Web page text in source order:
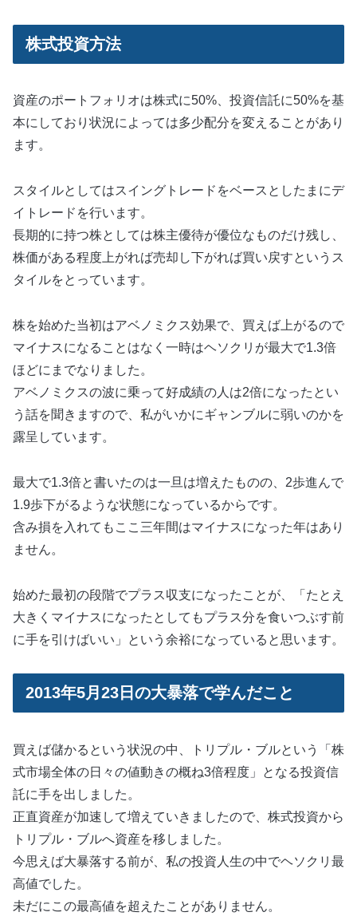
株式投資方法
資産のポートフォリオは株式に50%、投資信託に50%を基
本にしており状況によっては多少配分を変えることがあり
ます。
スタイルとしてはスイングトレードをベースとしたまにデ
イトレードを行います。
長期的に持つ株としては株主優待が優位なものだけ残し、
株価がある程度上がれば売却し下がれば買い戻すというス
タイルをとっています。
株を始めた当初はアベノミクス効果で、買えば上がるので
マイナスになることはなく一時はヘソクリが最大で1.3倍
ほどにまでなりました。
アベノミクスの波に乗って好成績の人は2倍になったとい
う話を聞きますので、私がいかにギャンブルに弱いのかを
露呈しています。
最大で1.3倍と書いたのは一旦は増えたものの、2歩進んで
1.9歩下がるような状態になっているからです。
含み損を入れてもここ三年間はマイナスになった年はあり
ません。
始めた最初の段階でプラス収支になったことが、「たとえ
大きくマイナスになったとしてもプラス分を食いつぶす前
に手を引けばいい」という余裕になっていると思います。
2013年5月23日の大暴落で学んだこと
買えば儲かるという状況の中、トリプル・ブルという「株
式市場全体の日々の値動きの概ね3倍程度」となる投資信
託に手を出しました。
正直資産が加速して増えていきましたので、株式投資から
トリプル・ブルへ資産を移しました。
今思えば大暴落する前が、私の投資人生の中でヘソクリ最
高値でした。
未だにこの最高値を超えたことがありません。